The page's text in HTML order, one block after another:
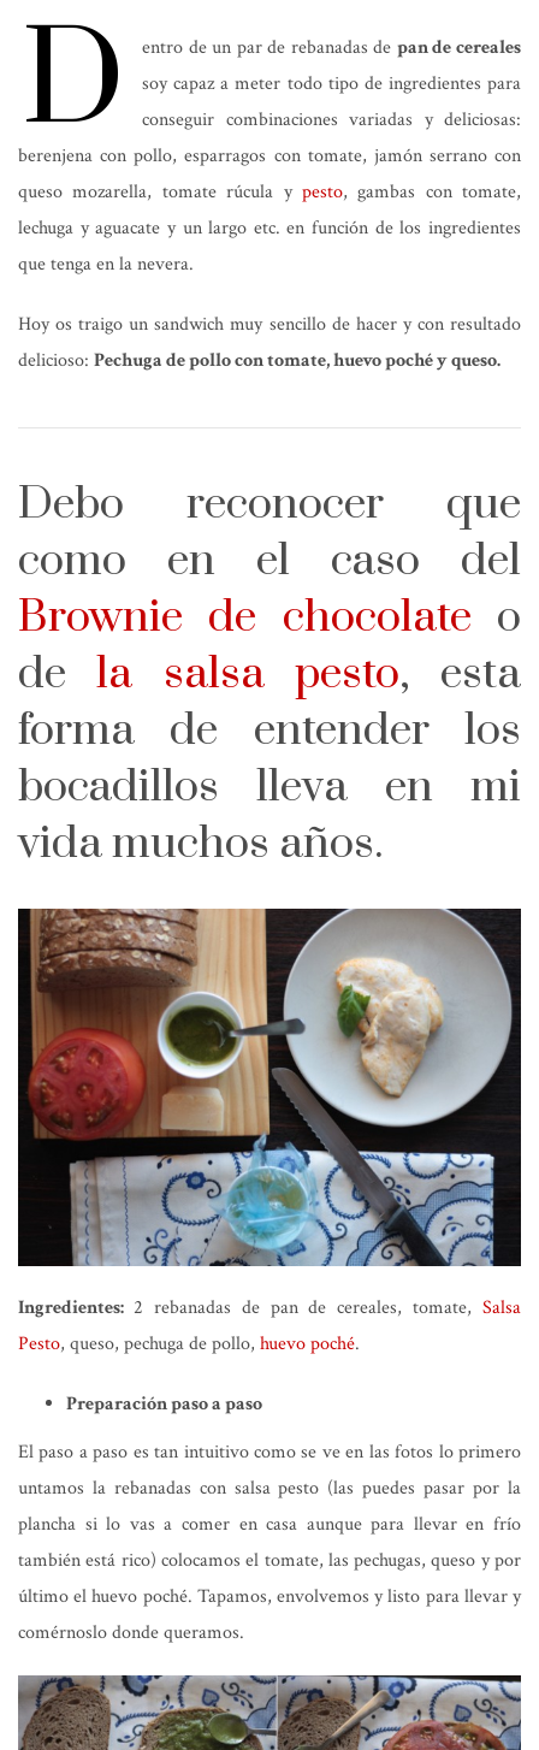
D entro de un par de rebanadas de pan de cereales
soy capaz a meter todo tipo de ingredientes para
conseguir combinaciones variadas y deliciosas:
berenjena con pollo, esparragos con tomate, jamón serrano con
queso mozarella, tomate rúcula y pesto, gambas con tomate,
lechuga y aguacate y un largo etc. en función de los ingredientes
que tenga en la nevera.
Hoy os traigo un sandwich muy sencillo de hacer y con resultado
delicioso: Pechuga de pollo con tomate, huevo poché y queso.
Debo reconocer que
como en el caso del
Brownie de chocolate o
dela salsa pesto, esta
forma de entender los
bocadillos lleva en mi
vida muchos años.
Ingredientes: 2 rebanadas de pan de cereales, tomate, Salsa
Pesto, queso, pechuga de pollo, huevo poché.
Preparación paso a paso
El paso a paso es tan intuitivo como se ve en las fotos lo primero
untamos la rebanadas con salsa pesto (las puedes pasar por la
plancha si lo vas a comer en casa aunque para llevar en frío
también está rico) colocamos el tomate, las pechugas, queso y por
último el huevo poché. Tapamos, envolvemos y listo para llevar y
comérnoslo donde queramos.